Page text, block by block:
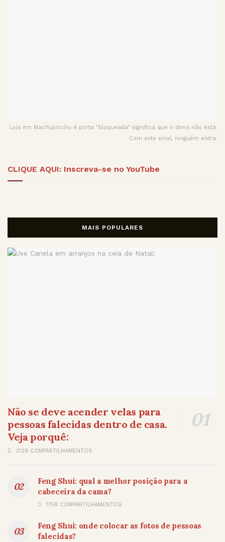
Loja em Machupicchu A porta "bloqueada" significa que o dono não está.
Com este sinal, ninguém entra.
CLIQUE AQUI: Inscreva-se no YouTube
MAIS POPULARES
Não se deve acender velas para
pessoas falecidas dentro de casa.
Veja porquê:
3128 COMPARTILHAMENTOS
Feng Shui: qual a melhor posição para a
cabeceira da cama?
1758 COMPARTILHAMENTOS
Feng Shui: onde colocar as fotos de pessoas
falecidas?